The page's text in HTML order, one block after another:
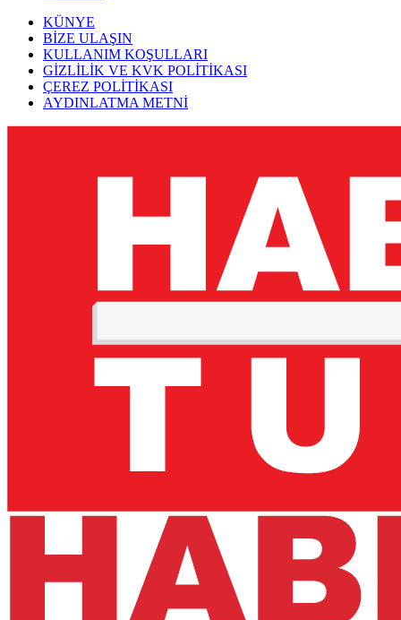
KÜNYE
BİZE ULAŞIN
KULLANIM KOŞULLARI
GİZLİLİK VE KVK POLİTİKASI
ÇEREZ POLİTİKASI
AYDINLATMA METNİ